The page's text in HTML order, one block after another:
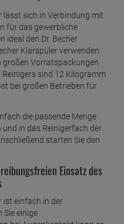
lässt sich in Verbindung mit
für das gewerbliche
ideal den Dr. Becher
Klarspüler verwenden.
großen Vorratspackungen
sind 12 Kilogramm
bei großen Betrieben für
die passende Menge
und in das Reinigerfach der
starten Sie den
Einsatz des
ist einfach in der
Sie einige